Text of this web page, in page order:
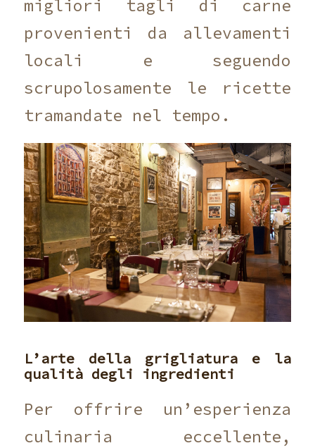
migliori tagli di carne
provenienti da allevamenti
locali e seguendo
scrupolosamente le ricette
tramandate nel tempo.
L’arte della grigliatura e la
qualità degli ingredienti
Per offrire un’esperienza
culinaria eccellente,